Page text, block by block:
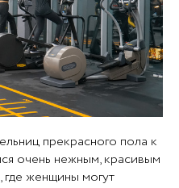
прекрасного пола к
очень нежным, красивым
женщины могут